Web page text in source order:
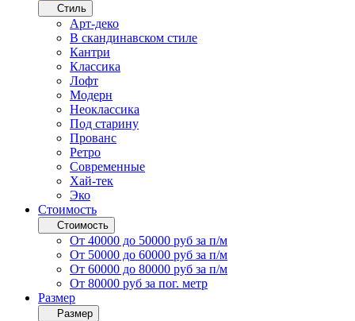
Стиль
Арт-деко
В скандинавском стиле
Кантри
Классика
Лофт
Модерн
Неоклассика
Под старину
Прованс
Ретро
Современные
Хай-тек
Эко
Стоимость
Стоимость
От 40000 до 50000 руб за п/м
От 50000 до 60000 руб за п/м
От 60000 до 80000 руб за п/м
От 80000 руб за пог. метр
Размер
Размер